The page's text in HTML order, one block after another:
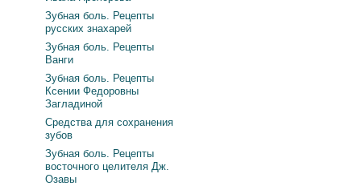
Зубная боль. Рецепты
русских знахарей
Зубная боль. Рецепты
Ванги
Зубная боль. Рецепты
Ксении Федоровны
Загладиной
Средства для сохранения
зубов
Зубная боль. Рецепты
восточного целителя Дж.
Озавы